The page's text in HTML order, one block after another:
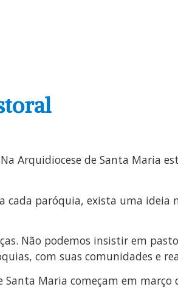
Na Arquidiocese de Santa Maria
cada paróquia, exista uma
Não podemos insistir em
com suas comunidades e
Maria começam em